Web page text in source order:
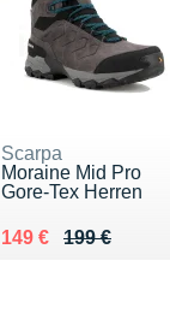
Scarpa
Moraine Mid Pro
Gore-Tex Herren
199 €
Au lieu de 199 €
149 €
Vendu 149 €